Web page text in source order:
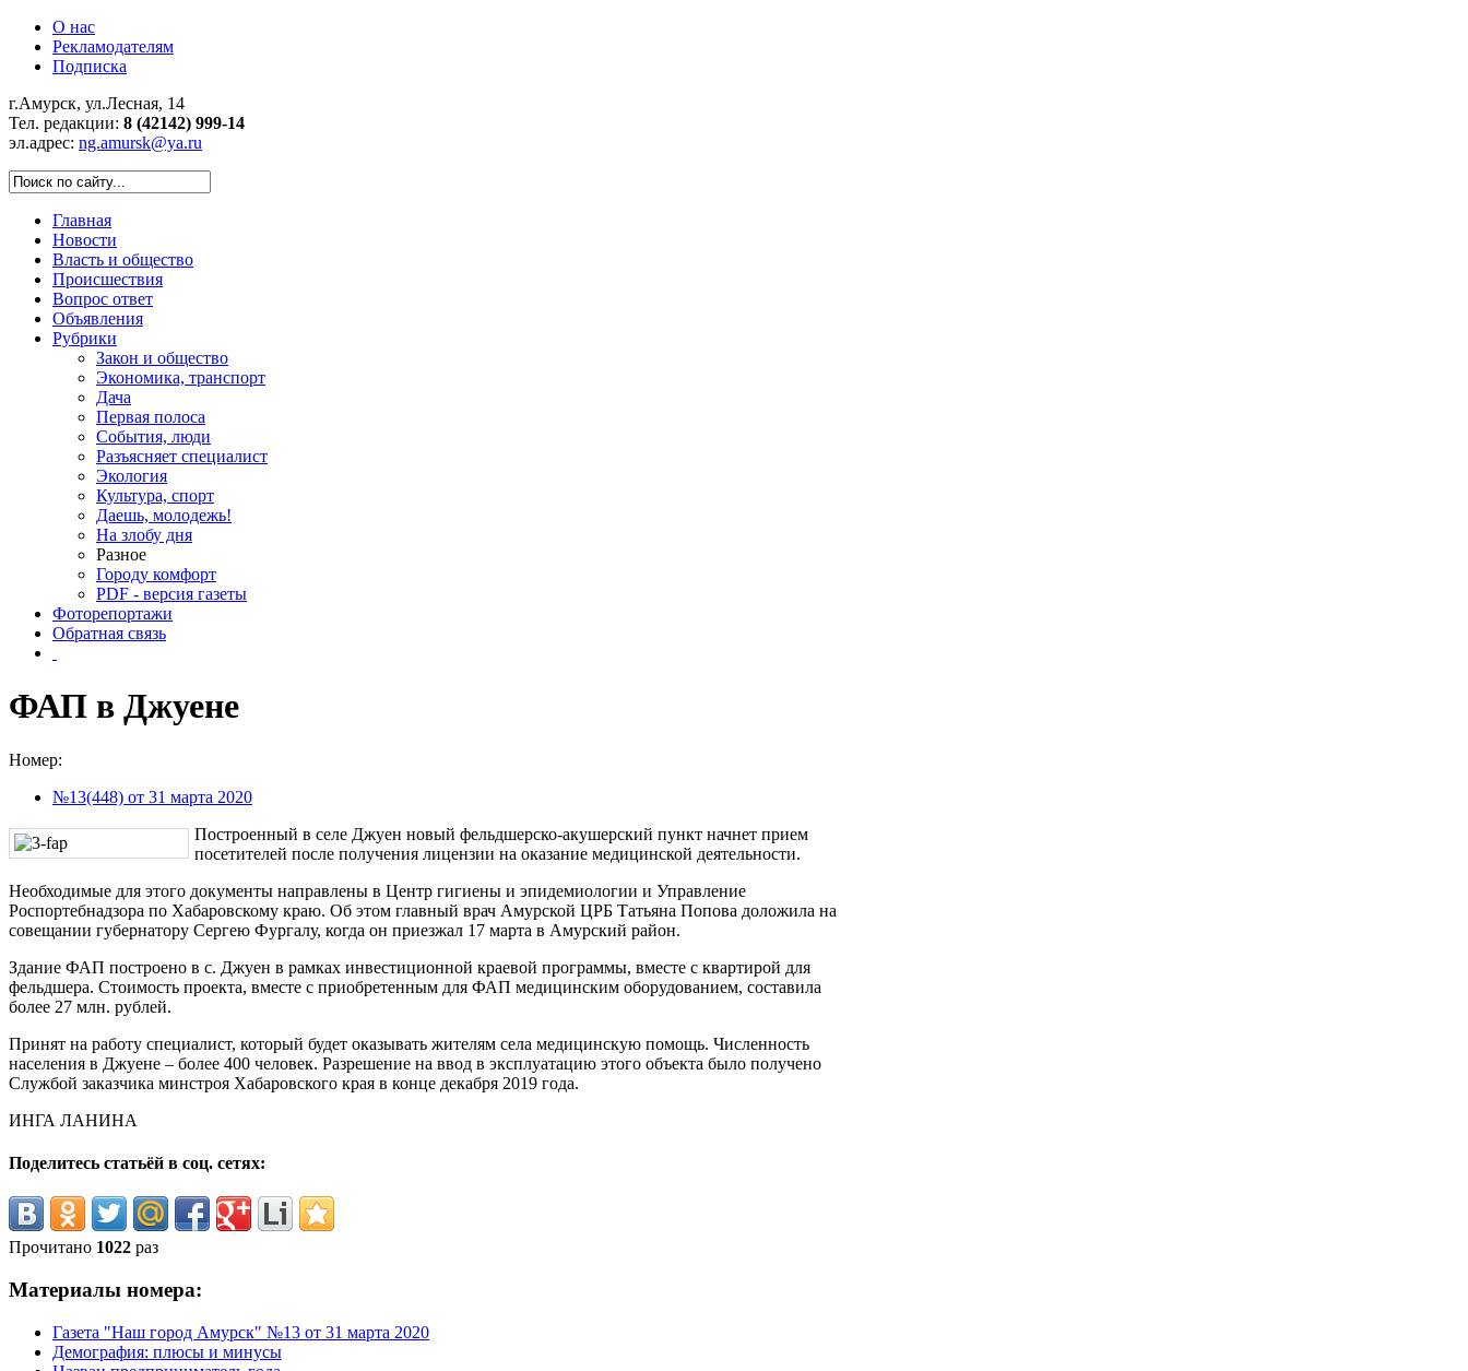
О нас
Рекламодателям
Подписка
г.Амурск, ул.Лесная, 14
Тел. редакции: 8 (42142) 999-14
эл.адрес: ng.amursk@ya.ru
Главная
Новости
Власть и общество
Происшествия
Вопрос ответ
Объявления
Рубрики
Закон и общество
Экономика, транспорт
Дача
Первая полоса
События, люди
Разъясняет специалист
Экология
Культура, спорт
Даешь, молодежь!
На злобу дня
Разное
Городу комфорт
PDF - версия газеты
Фоторепортажи
Обратная связь
ФАП в Джуене
Номер:
№13(448) от 31 марта 2020
Построенный в селе Джуен новый фельдшерско-акушерский пункт начнет прием
посетителей после получения лицензии на оказание медицинской деятельности.
Необходимые для этого документы направлены в Центр гигиены и эпидемиологии и Управление
Роспортебнадзора по Хабаровскому краю. Об этом главный врач Амурской ЦРБ Татьяна Попова доложила на
совещании губернатору Сергею Фургалу, когда он приезжал 17 марта в Амурский район.
Здание ФАП построено в с. Джуен в рамках инвестиционной краевой программы, вместе с квартирой для
фельдшера. Стоимость проекта, вместе с приобретенным для ФАП медицинским оборудованием, составила
более 27 млн. рублей.
Принят на работу специалист, который будет оказывать жителям села медицинскую помощь. Численность
населения в Джуене – более 400 человек. Разрешение на ввод в эксплуатацию этого объекта было получено
Службой заказчика минстроя Хабаровского края в конце декабря 2019 года.
ИНГА ЛАНИНА
Поделитесь статьёй в соц. сетях:
Прочитано 1022 раз
Материалы номера:
Газета "Наш город Амурск" №13 от 31 марта 2020
Демография: плюсы и минусы